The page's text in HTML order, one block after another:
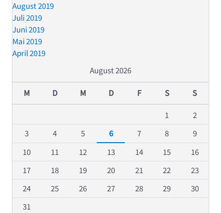
August 2019
Juli 2019
Juni 2019
Mai 2019
April 2019
August 2026
M D M D F S S
1
2
3
4 5 6 7 8
9
10
11 12 13 14 15
16
17
18 19 20 21 22
23
24
25 26 27 28 29
30
31